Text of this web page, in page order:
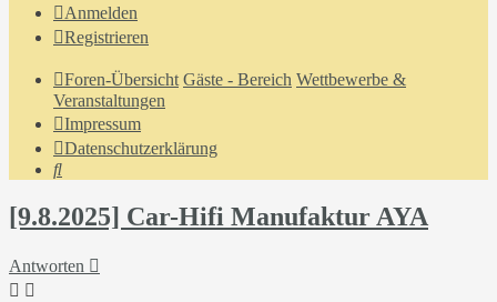
Anmelden
Registrieren
Foren-Übersicht Gäste - Bereich Wettbewerbe &
Veranstaltungen
Impressum
Datenschutzerklärung
Suche
[9.8.2025] Car-Hifi Manufaktur AYA
Antworten